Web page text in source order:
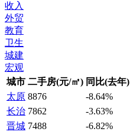
收入
外贸
教育
卫生
城建
宏观
城市 二手房(元/㎡) 同比(去年)
太原 8876 -8.64%
长治 7862 -3.63%
晋城 7488 -6.82%